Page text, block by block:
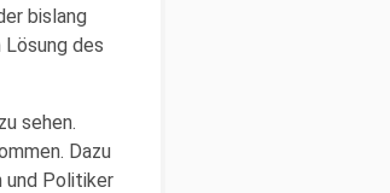
bislang
des
sehen.
Dazu
und Politiker